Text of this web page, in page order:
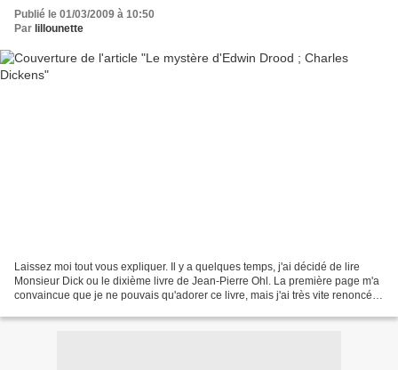
Publié le 01/03/2009 à 10:50
Par lillounette
Laissez moi tout vous expliquer. Il y a quelques temps, j'ai décidé de lire
Monsieur Dick ou le dixième livre de Jean-Pierre Ohl. La première page m'a
convaincue que je ne pouvais qu'adorer ce livre, mais j'ai très vite renoncé à